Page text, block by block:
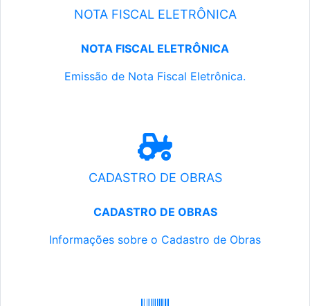
NOTA FISCAL ELETRÔNICA
NOTA FISCAL ELETRÔNICA
Emissão de Nota Fiscal Eletrônica.
CADASTRO DE OBRAS
CADASTRO DE OBRAS
Informações sobre o Cadastro de Obras